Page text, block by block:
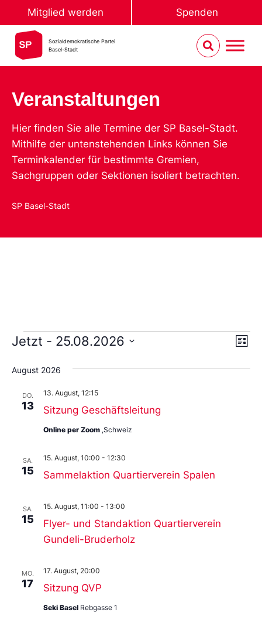
Mitglied werden Spenden
Sozialdemokratische Partei
Basel-Stadt
Veranstaltungen
Hier finden Sie alle Termine der SP Basel-Stadt.
Mithilfe der untenstehenden Links können Sie
Terminkalender für bestimmte Gremien,
Sachgruppen oder Sektionen isoliert betrachten.
SP Basel-Stadt
Liste
Jetzt - 25.08.2026
Sie
das
aus.
August 2026
DO.
13 Sitzung Geschäftsleitung
13. August, 12:15
Online per Zoom ,Schweiz
SA.
15 Sammelaktion Quartierverein Spalen
15. August, 10:00 - 12:30
SA.
15
Flyer- und Standaktion Quartierverein
Gundeli-Bruderholz
15. August, 11:00 - 13:00
MO.
17 Sitzung QVP
17. August, 20:00
Seki Basel Rebgasse 1